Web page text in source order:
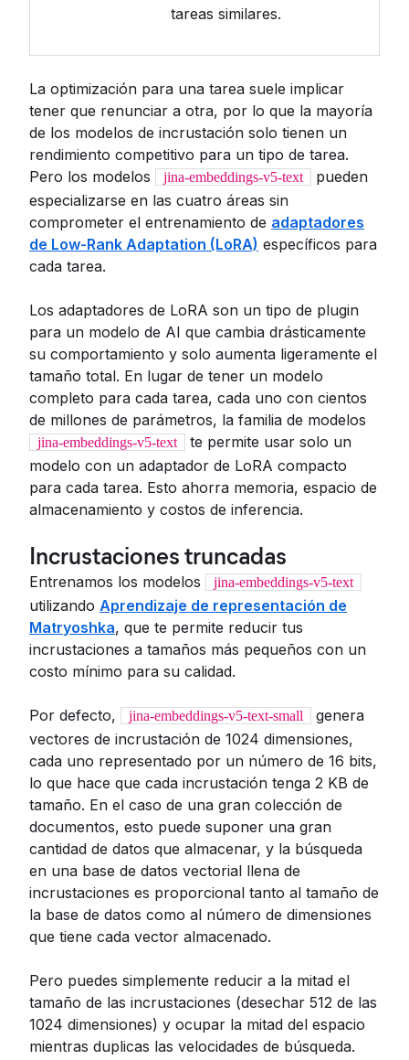
tareas similares.
La optimización para una tarea suele implicar
tener que renunciar a otra, por lo que la mayoría
de los modelos de incrustación solo tienen un
rendimiento competitivo para un tipo de tarea.
Pero los modelos
jina-embeddings-v5-text
pueden
especializarse en las cuatro áreas sin
comprometer el entrenamiento de adaptadores
de Low-Rank Adaptation (LoRA) específicos para
cada tarea.
Los adaptadores de LoRA son un tipo de plugin
para un modelo de AI que cambia drásticamente
su comportamiento y solo aumenta ligeramente el
tamaño total. En lugar de tener un modelo
completo para cada tarea, cada uno con cientos
de millones de parámetros, la familia de modelos
jina-embeddings-v5-text
te permite usar solo un
modelo con un adaptador de LoRA compacto
para cada tarea. Esto ahorra memoria, espacio de
almacenamiento y costos de inferencia.
Incrustaciones truncadas
Entrenamos los modelos jina-embeddings-v5-text
utilizando Aprendizaje de representación de
Matryoshka, que te permite reducir tus
incrustaciones a tamaños más pequeños con un
costo mínimo para su calidad.
Por defecto, jina-embeddings-v5-text-small
genera
vectores de incrustación de 1024 dimensiones,
cada uno representado por un número de 16 bits,
lo que hace que cada incrustación tenga 2 KB de
tamaño. En el caso de una gran colección de
documentos, esto puede suponer una gran
cantidad de datos que almacenar, y la búsqueda
en una base de datos vectorial llena de
incrustaciones es proporcional tanto al tamaño de
la base de datos como al número de dimensiones
que tiene cada vector almacenado.
Pero puedes simplemente reducir a la mitad el
tamaño de las incrustaciones (desechar 512 de las
1024 dimensiones) y ocupar la mitad del espacio
mientras duplicas las velocidades de búsqueda.